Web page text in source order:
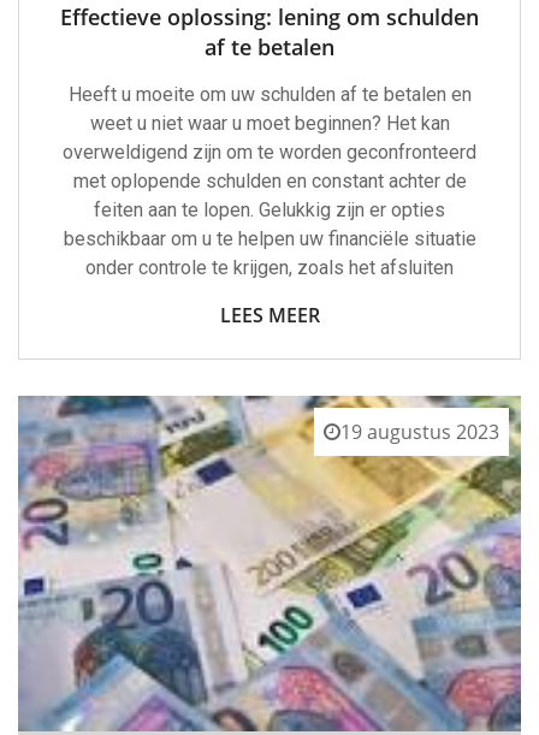
Effectieve oplossing: lening om schulden
af te betalen
Heeft u moeite om uw schulden af te betalen en
weet u niet waar u moet beginnen? Het kan
overweldigend zijn om te worden geconfronteerd
met oplopende schulden en constant achter de
feiten aan te lopen. Gelukkig zijn er opties
beschikbaar om u te helpen uw financiële situatie
onder controle te krijgen, zoals het afsluiten
LEES MEER
19 augustus 2023